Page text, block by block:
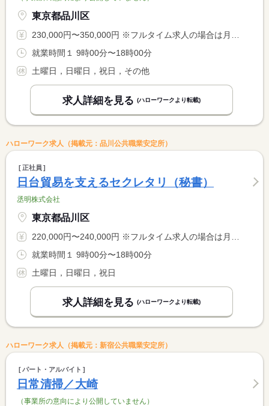
東京都品川区
230,000円〜350,000円 ※フルタイム求人の場合は月額（換算額）、パート求人の場合は時間額を表示しています。
就業時間１ 9時00分〜18時00分
土曜日，日曜日，祝日，その他
求人詳細を見る (ハローワークより転載)
ハローワーク求人（掲載元：品川公共職業安定所）
正社員
日台貿易を支えるセクレタリ（秘書）
丞明株式会社
東京都品川区
220,000円〜240,000円 ※フルタイム求人の場合は月額（換算額）、パート求人の場合は時間額を表示しています。
就業時間１ 9時00分〜18時00分
土曜日，日曜日，祝日
求人詳細を見る (ハローワークより転載)
ハローワーク求人（掲載元：新宿公共職業安定所）
パート・アルバイト
日常清掃／大崎
（事業所の意向により公開していません）